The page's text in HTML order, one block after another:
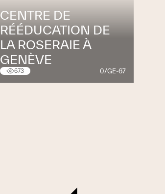
CENTRE DE
RÉÉDUCATION DE
LA ROSERAIE À
GENÈVE
673 0/GE-67